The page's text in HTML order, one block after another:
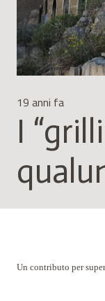
19 anni fa
I
Un contributo per